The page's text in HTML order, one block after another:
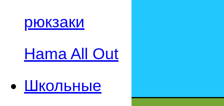
рюкзаки
Hama All Out
Школьные